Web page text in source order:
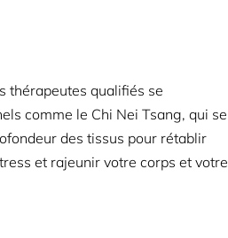
thérapeutes qualifiés se
comme le Chi Nei Tsang, qui se
des tissus pour rétablir
et rajeunir votre corps et votre